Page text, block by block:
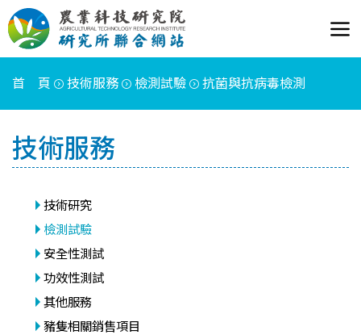
首 頁 技術服務 檢測試驗 抗菌與抗病毒檢測
技術服務
技術研究
檢測試驗
安全性測試
功效性測試
其他服務
豬隻相關銷售項目